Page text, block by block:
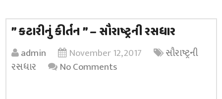
” કટારીનું કીર્તન ” – સૌરાષ્ટ્રની રસધાર
admin November 12, 2017
સૌરાષ્ટ્રની
રસધાર
No Comments